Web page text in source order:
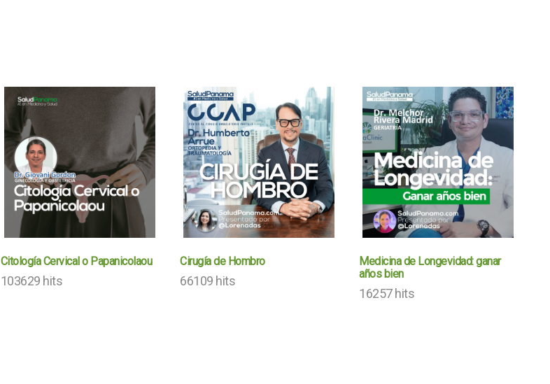
Citología Cervical o Papanicolaou
103629 hits
Cirugía de Hombro
66109 hits
Medicina de Longevidad: ganar
años bien
16257 hits